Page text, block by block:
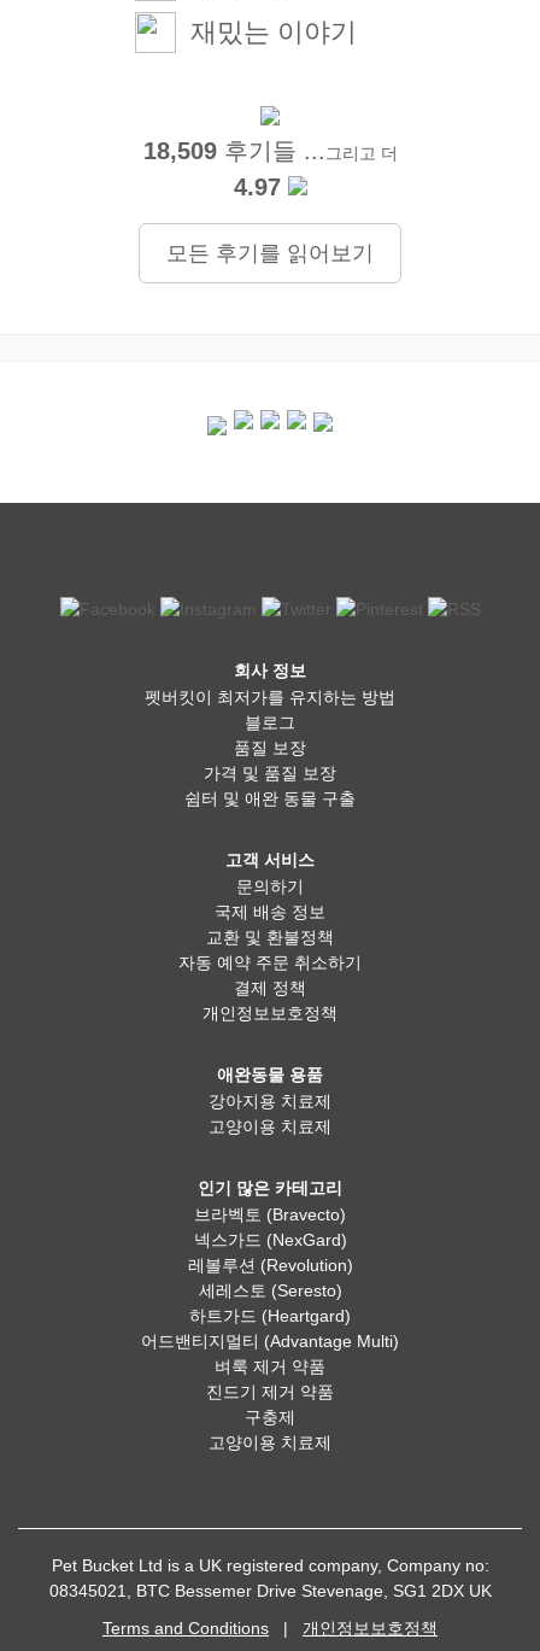
재밌는 이야기
18,509후기들 ... 그리고 더
4.97
모든 후기를 읽어보기
회사 정보
펫버킷이 최저가를 유지하는 방법
블로그
품질 보장
가격 및 품질 보장
쉼터 및 애완 동물 구출
고객 서비스
문의하기
국제 배송 정보
교환 및 환불정책
자동 예약 주문 취소하기
결제 정책
개인정보보호정책
애완동물 용품
강아지용 치료제
고양이용 치료제
인기 많은 카테고리
브라벡토 (Bravecto)
넥스가드 (NexGard)
레볼루션 (Revolution)
세레스토 (Seresto)
하트가드 (Heartgard)
어드밴티지멀티 (Advantage Multi)
벼룩 제거 약품
진드기 제거 약품
구충제
고양이용 치료제
Pet Bucket Ltd is a UK registered company, Company no:
08345021, BTC Bessemer Drive Stevenage, SG1 2DX UK
Terms and Conditions | 개인정보보호정책